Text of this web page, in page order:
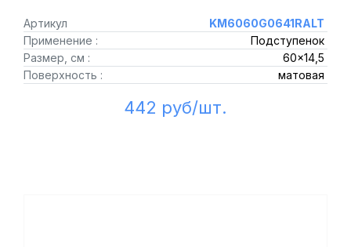
Артикул
KM6060G0641RALT
Применение :
Подступенок
Размер, см :
60x14,5
Поверхность :
матовая
442 руб/шт.